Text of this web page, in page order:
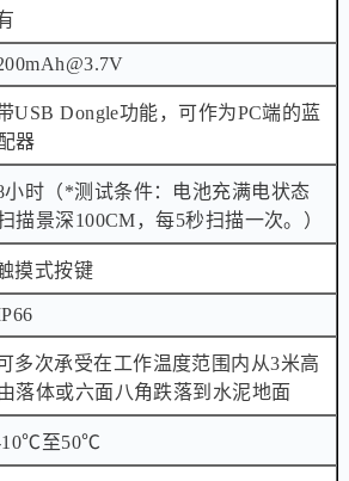
USB Dongle功能，可作为PC端的蓝
器
小时（*测试条件：电池充满电状态
描景深100CM，每5秒扫描一次。）
摸式按键
多次承受在工作温度范围内从3米高
落体或六面八角跌落到水泥地面
至50℃